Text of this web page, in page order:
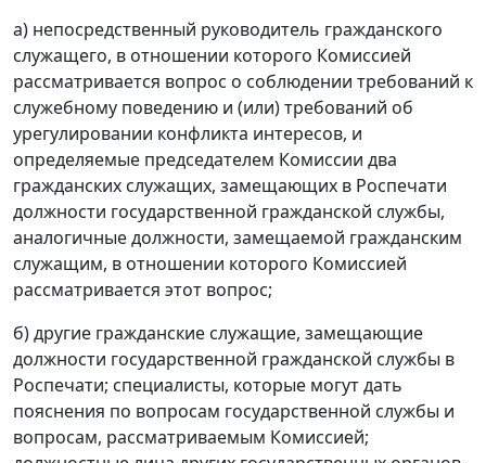
а) непосредственный руководитель гражданского
служащего, в отношении которого Комиссией
рассматривается вопрос о соблюдении требований к
служебному поведению и (или) требований об
урегулировании конфликта интересов, и
определяемые председателем Комиссии два
гражданских служащих, замещающих в Роспечати
должности государственной гражданской службы,
аналогичные должности, замещаемой гражданским
служащим, в отношении которого Комиссией
рассматривается этот вопрос;
б) другие гражданские служащие, замещающие
должности государственной гражданской службы в
Роспечати; специалисты, которые могут дать
пояснения по вопросам государственной службы и
вопросам, рассматриваемым Комиссией;